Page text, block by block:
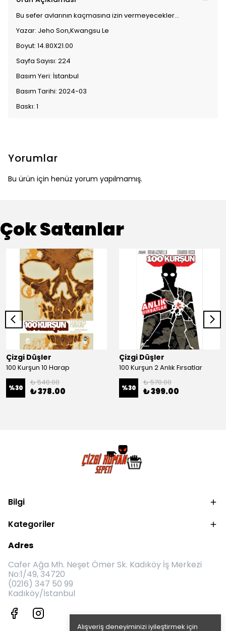
Alışveriş deneyiminizi iyileştirmek için
Bu sefer avlarının kaçmasına izin vermeyecekler...
Yazar: Jeho Son,Kwangsu Le
Boyut: 14.80X21.00
Sayfa Sayısı: 224
Basım Yeri: İstanbul
Basım Tarihi: 2024-03
Baskı: 1
Yorumlar
Bu ürün için henüz yorum yapılmamış.
Çok Satanlar
Çizgi Düşler
100 Kurşun 10 Harap
%30
₺ 540.00
₺ 378.00
Çizgi Düşler
100 Kurşun 2 Anlık Fırsatlar
%30
₺ 570.00
₺ 399.00
Bilgi
Kategoriler
Adres
Cafer Ağa Mh. Neşet Ömer Sk. Kadıköy İş Merkezi
No:1/49, 34720
(0216) 347 50 99
Kadıköy/İstanbul